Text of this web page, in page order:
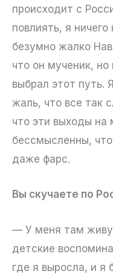
происходит с
повлиять, я
безумно жалко
что он мученик,
выбрал этот путь.
жаль, что все так
что эти выходы на
бессмысленны,
даже фарс.
Вы скучаете по
— У меня там
детские
где я выросла, и я